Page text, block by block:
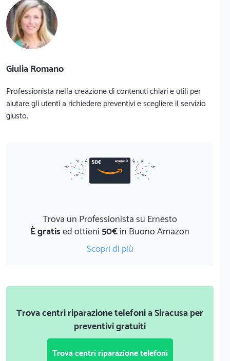
Giulia Romano
Professionista nella creazione di contenuti chiari e utili per
aiutare gli utenti a richiedere preventivi e scegliere il servizio
giusto.
Trova un Professionista su Ernesto
È gratised ottieni50€in Buono Amazon
Scopri di più
Trova centri riparazione telefoni a Siracusa per
preventivi gratuiti
Trova centri riparazione telefoni